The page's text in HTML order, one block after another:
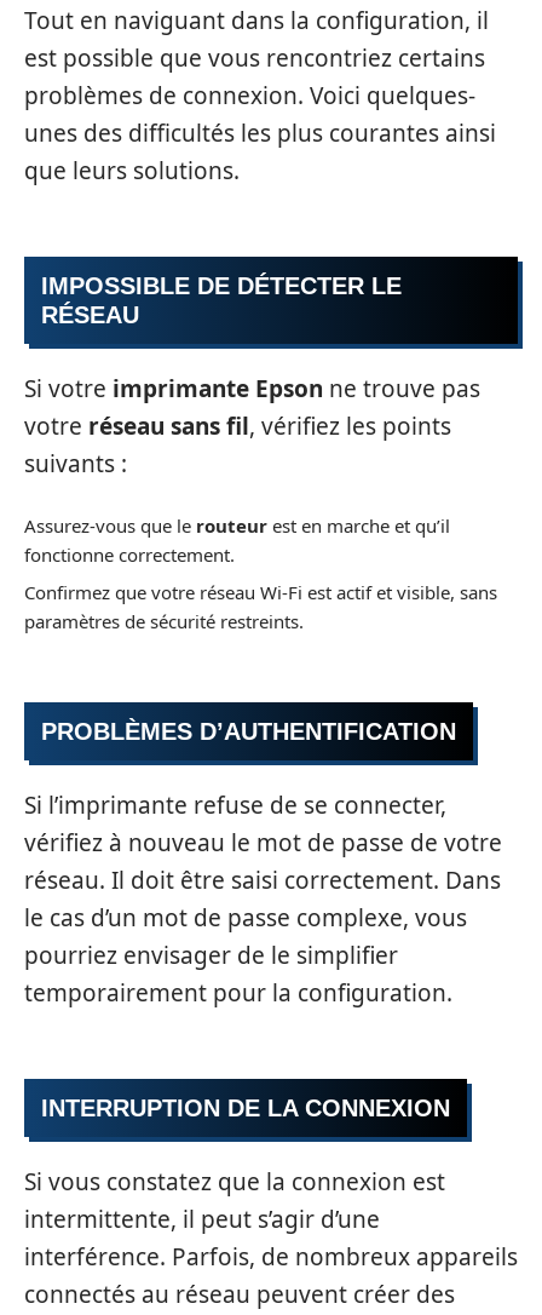
Tout en naviguant dans la configuration, il
est possible que vous rencontriez certains
problèmes de connexion. Voici quelques-
unes des difficultés les plus courantes ainsi
que leurs solutions.
IMPOSSIBLE DE DÉTECTER LE
RÉSEAU
Si votre imprimante Epson ne trouve pas
votre réseau sans fil, vérifiez les points
suivants :
Assurez-vous que le routeur est en marche et qu’il
fonctionne correctement.
Confirmez que votre réseau Wi-Fi est actif et visible, sans
paramètres de sécurité restreints.
PROBLÈMES D’AUTHENTIFICATION
Si l’imprimante refuse de se connecter,
vérifiez à nouveau le mot de passe de votre
réseau. Il doit être saisi correctement. Dans
le cas d’un mot de passe complexe, vous
pourriez envisager de le simplifier
temporairement pour la configuration.
INTERRUPTION DE LA CONNEXION
Si vous constatez que la connexion est
intermittente, il peut s’agir d’une
interférence. Parfois, de nombreux appareils
connectés au réseau peuvent créer des